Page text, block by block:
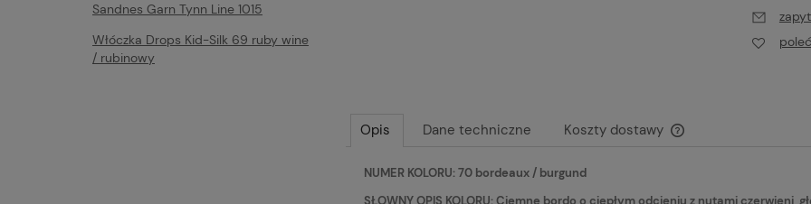
Sandnes Garn Tynn Line 1015
Włóczka Drops Kid-Silk 69 ruby wine
/ rubinowy
Opis Dane techniczne Koszty dostawy
płatności
NUMER KOLORU: 70 bordeaux / burgund
SŁOWNY OPIS KOLORU: Ciemne bordo o ciepłym odcieniu z nutami czerwieni,